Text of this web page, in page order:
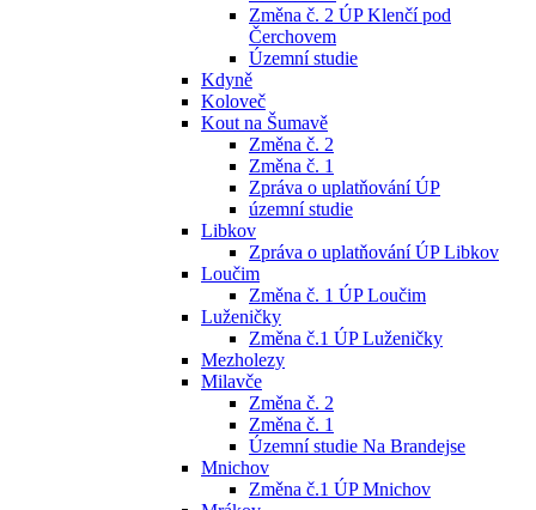
Změna č. 2 ÚP Klenčí pod
Čerchovem
Územní studie
Kdyně
Koloveč
Kout na Šumavě
Změna č. 2
Změna č. 1
Zpráva o uplatňování ÚP
územní studie
Libkov
Zpráva o uplatňování ÚP Libkov
Loučim
Změna č. 1 ÚP Loučim
Luženičky
Změna č.1 ÚP Luženičky
Mezholezy
Milavče
Změna č. 2
Změna č. 1
Územní studie Na Brandejse
Mnichov
Změna č.1 ÚP Mnichov